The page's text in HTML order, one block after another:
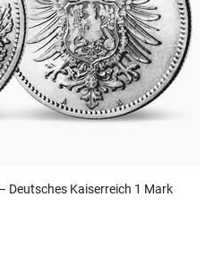
Deutsches Kaiserreich 1 Mark